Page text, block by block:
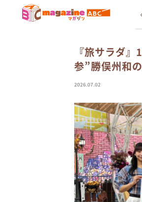
新着 インタビュ
『旅サラダ
参”勝俣州和
2026.07.02